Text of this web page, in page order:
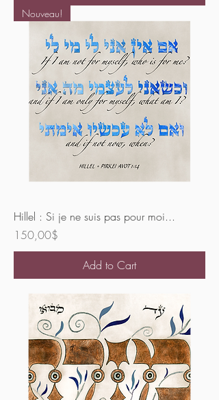
Nouveau!
Hillel : Si je ne suis pas pour moi...
Price
150,00$
Add to Cart